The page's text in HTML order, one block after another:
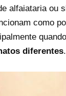
alfaiataria ou
como
diferentes.